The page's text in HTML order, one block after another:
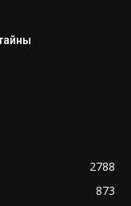
2788
873